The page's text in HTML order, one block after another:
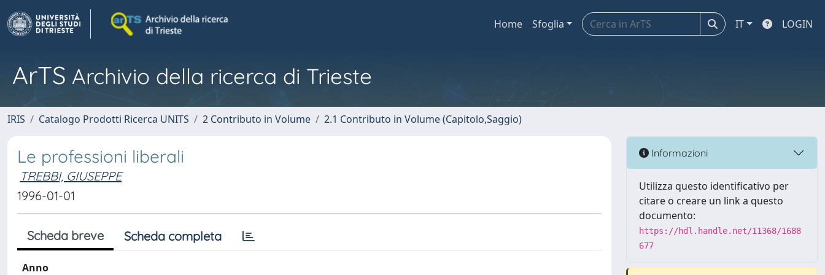
Home Sfoglia IT LOGIN
ArTS Archivio della ricerca di Trieste
IRIS Catalogo Prodotti Ricerca UNITS 2 Contributo in Volume 2.1 Contributo in Volume (Capitolo,Saggio)
Le professioni liberali
TREBBI, GIUSEPPE
1996-01-01
Scheda breve Scheda completa
Anno
Informazioni
Utilizza questo identificativo per
citare o creare un link a questo
documento:
https://hdl.handle.net/11368/1688
677